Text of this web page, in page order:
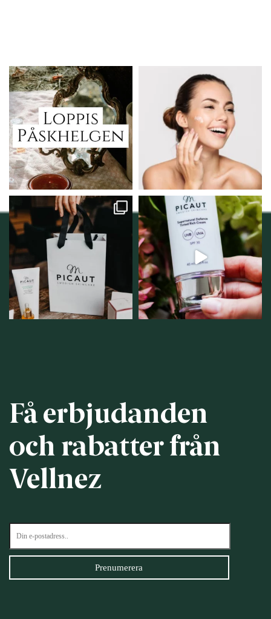
Vi skall ha loppis!
I Vellnez anda;...
6 0
Behandlingserbjudande
februari-mars!
Vi...
0
Vellnez – din
samlingsplats för
personlig handel i
12 0
Njut av solens härliga
strålar men skydda dig...
12 1
Få erbjudanden
och rabatter från
Vellnez